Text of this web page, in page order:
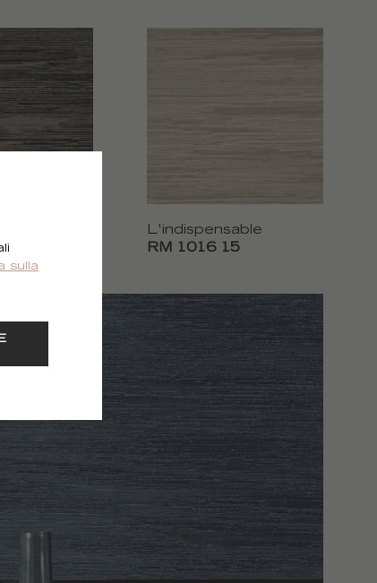
L'indispensable
RM 1016 15
sulla